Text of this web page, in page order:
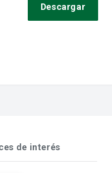
Descargar
de interés